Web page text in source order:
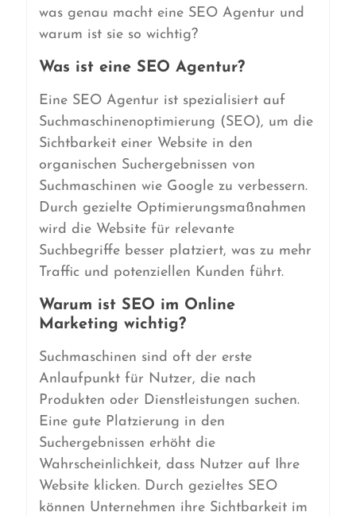
was genau macht eine SEO Agentur und
warum ist sie so wichtig?
Was ist eine SEO Agentur?
Eine SEO Agentur ist spezialisiert auf
Suchmaschinenoptimierung (SEO), um die
Sichtbarkeit einer Website in den
organischen Suchergebnissen von
Suchmaschinen wie Google zu verbessern.
Durch gezielte Optimierungsmaßnahmen
wird die Website für relevante
Suchbegriffe besser platziert, was zu mehr
Traffic und potenziellen Kunden führt.
Warum ist SEO im Online
Marketing wichtig?
Suchmaschinen sind oft der erste
Anlaufpunkt für Nutzer, die nach
Produkten oder Dienstleistungen suchen.
Eine gute Platzierung in den
Suchergebnissen erhöht die
Wahrscheinlichkeit, dass Nutzer auf Ihre
Website klicken. Durch gezieltes SEO
können Unternehmen ihre Sichtbarkeit im